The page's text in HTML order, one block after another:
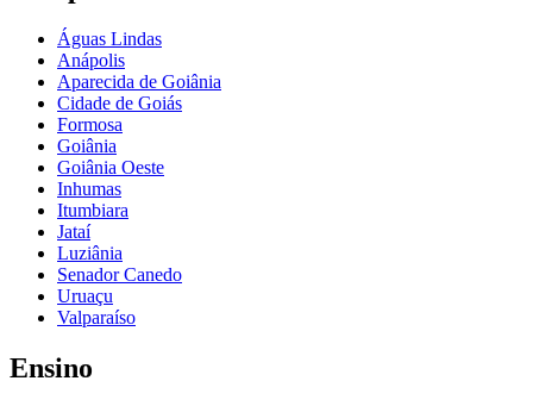
Águas Lindas
Anápolis
Aparecida de Goiânia
Cidade de Goiás
Formosa
Goiânia
Goiânia Oeste
Inhumas
Itumbiara
Jataí
Luziânia
Senador Canedo
Uruaçu
Valparaíso
Ensino